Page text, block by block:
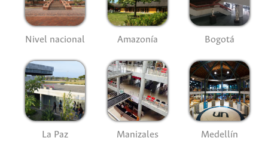
Nivel nacional Amazonía Bogotá
La Paz Manizales Medellín